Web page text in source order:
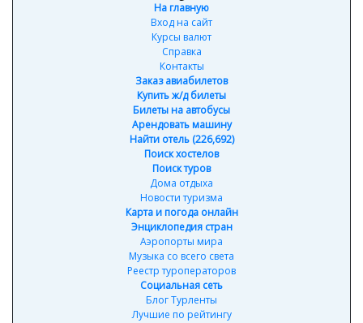
На главную
Вход на сайт
Курсы валют
Справка
Контакты
Заказ авиабилетов
Купить ж/д билеты
Билеты на автобусы
Арендовать машину
Найти отель (226,692)
Поиск хостелов
Поиск туров
Дома отдыха
Новости туризма
Карта и погода онлайн
Энциклопедия стран
Аэропорты мира
Музыка со всего света
Реестр туроператоров
Социальная сеть
Блог Турленты
Лучшие по рейтингу